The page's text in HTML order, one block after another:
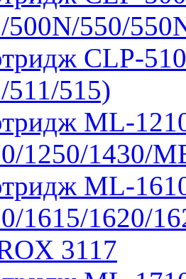
500N/550/
CLP-
511/515)
ML-
1250/1430/
ML-
1615/1620/
3117